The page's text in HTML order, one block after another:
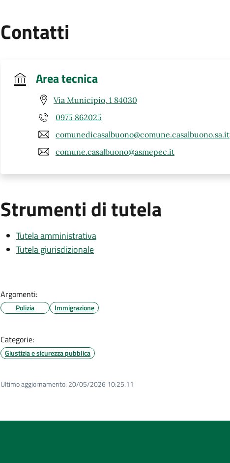
Contatti
Area tecnica
Via Municipio, 1 84030
0975 862025
comunedicasalbuono@comune.casalbuono.sa.it
comune.casalbuono@asmepec.it
Strumenti di tutela
Tutela amministrativa
Tutela giurisdizionale
Argomenti:
Polizia Immigrazione
Categorie:
Giustizia e sicurezza pubblica
Ultimo aggiornamento: 20/05/2026 10:25.11